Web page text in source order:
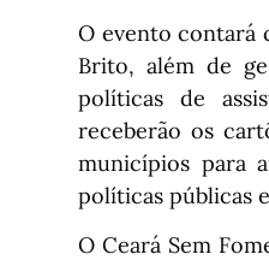
O evento contará
Brito, além de
políticas de
receberão os
municípios para
políticas públicas
O Ceará Sem